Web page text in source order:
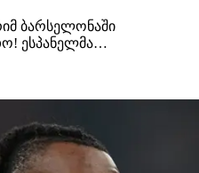
ბარსელონაში
ესპანელმა
რომ კარიერის
შემდეგი ეტაპი